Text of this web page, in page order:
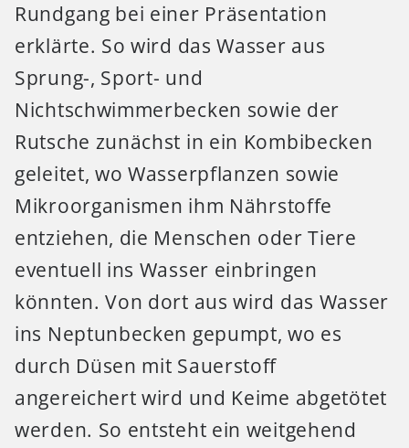
Rundgang bei einer Präsentation
erklärte. So wird das Wasser aus
Sprung-, Sport- und
Nichtschwimmerbecken sowie der
Rutsche zunächst in ein Kombibecken
geleitet, wo Wasserpflanzen sowie
Mikroorganismen ihm Nährstoffe
entziehen, die Menschen oder Tiere
eventuell ins Wasser einbringen
könnten. Von dort aus wird das Wasser
ins Neptunbecken gepumpt, wo es
durch Düsen mit Sauerstoff
angereichert wird und Keime abgetötet
werden. So entsteht ein weitgehend